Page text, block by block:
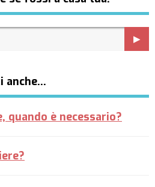
anche…
quando è necessario?